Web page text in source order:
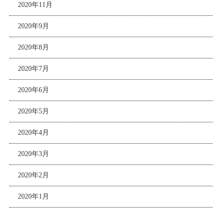
2020年11月
2020年9月
2020年8月
2020年7月
2020年6月
2020年5月
2020年4月
2020年3月
2020年2月
2020年1月